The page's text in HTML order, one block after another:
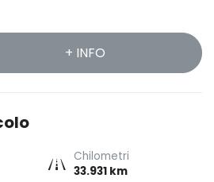
+ INFO
Chilometri
33.931 km